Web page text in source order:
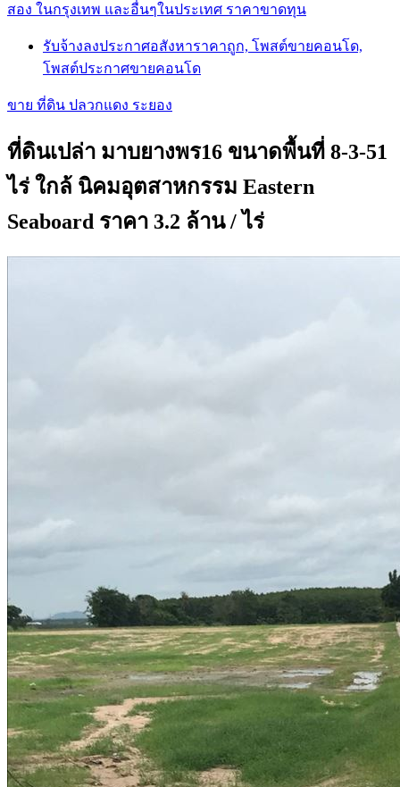
สอง ในกรุงเทพ และอื่นๆในประเทศ ราคาขาดทุน
รับจ้างลงประกาศอสังหาราคาถูก, โพสต์ขายคอนโด,
โพสต์ประกาศขายคอนโด
ขาย ที่ดิน ปลวกแดง ระยอง
ที่ดินเปล่า มาบยางพร16 ขนาดพื้นที่ 8-3-51
ไร่ ใกล้ นิคมอุตสาหกรรม Eastern
Seaboard ราคา 3.2 ล้าน / ไร่